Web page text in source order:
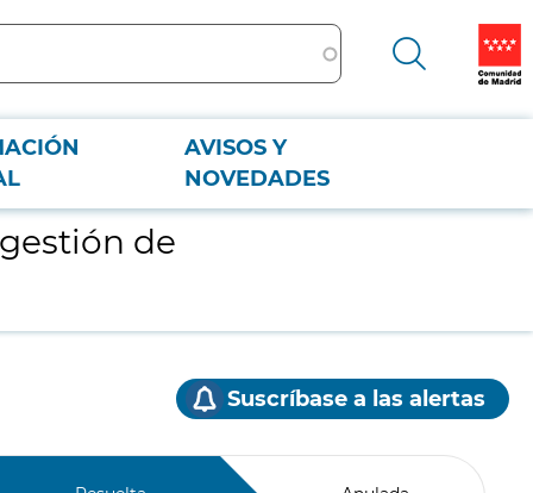
AVISOS Y
NOVEDADES
de
Suscríbase a las alertas